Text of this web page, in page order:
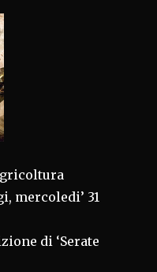
mercoledi’ 31
di ‘Serate